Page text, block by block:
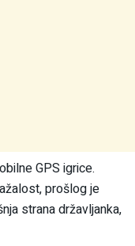
GPS igrice.
prošlog je
strana državljanka,